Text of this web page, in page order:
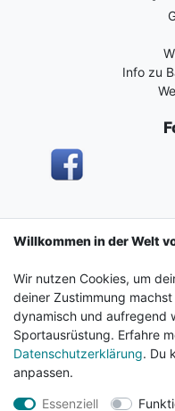
Info zu
Impressum
Vertrag
Willkommen in der Welt
Wir nutzen Cookies, um
deiner Zustimmung
dynamisch und aufregend
Sportausrüstung. Erfahre
Datenschutzerklärung. Du
anpassen.
Essenziell